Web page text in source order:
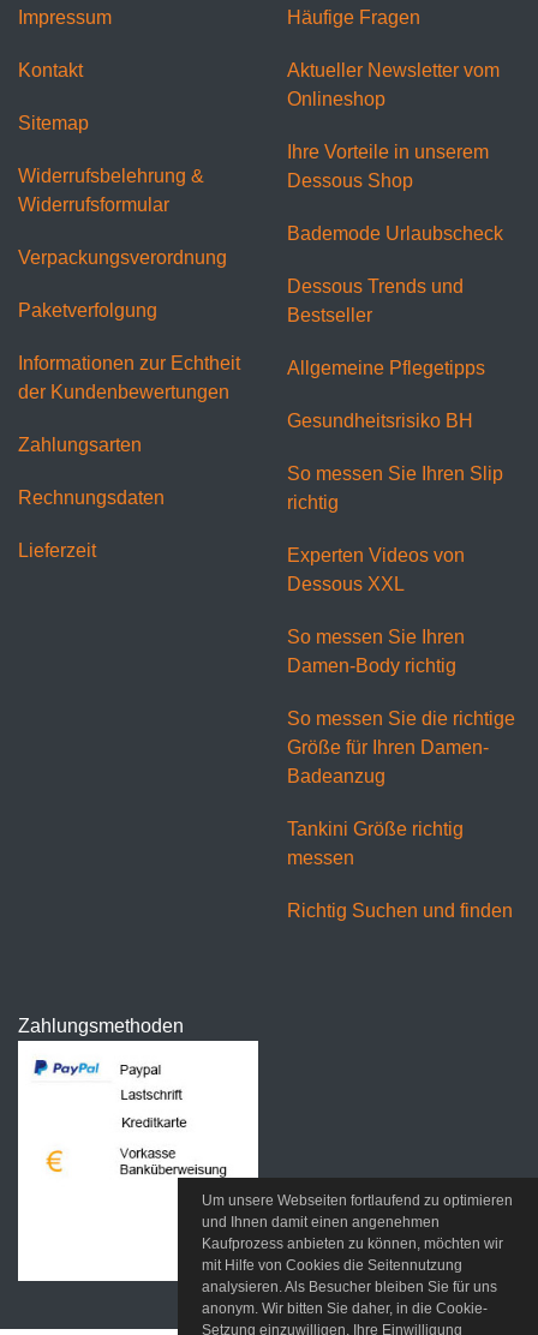
Impressum
Kontakt
Sitemap
Widerrufsbelehrung &
Widerrufsformular
Verpackungsverordnung
Paketverfolgung
Informationen zur Echtheit
der Kundenbewertungen
Zahlungsarten
Rechnungsdaten
Lieferzeit
Häufige Fragen
Aktueller Newsletter vom
Onlineshop
Ihre Vorteile in unserem
Dessous Shop
Bademode Urlaubscheck
Dessous Trends und
Bestseller
Allgemeine Pflegetipps
Gesundheitsrisiko BH
So messen Sie Ihren Slip
richtig
Experten Videos von
Dessous XXL
So messen Sie Ihren
Damen-Body richtig
So messen Sie die richtige
Größe für Ihren Damen-
Badeanzug
Tankini Größe richtig
messen
Richtig Suchen und finden
Zahlungsmethoden
Um unsere Webseiten fortlaufend zu optimieren
und Ihnen damit einen angenehmen
Kaufprozess anbieten zu können, möchten wir
mit Hilfe von Cookies die Seitennutzung
analysieren. Als Besucher bleiben Sie für uns
anonym. Wir bitten Sie daher, in die Cookie-
Setzung einzuwilligen. Ihre Einwilligung